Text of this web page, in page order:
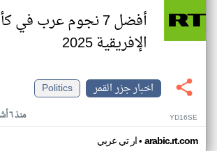
أفضل 7 نجوم عرب
الإفريقية 2025
اخبار جزر القمر
Politics
منذ ٦ أشهر YD16SE
ار تي عربي• arabic.rt.com